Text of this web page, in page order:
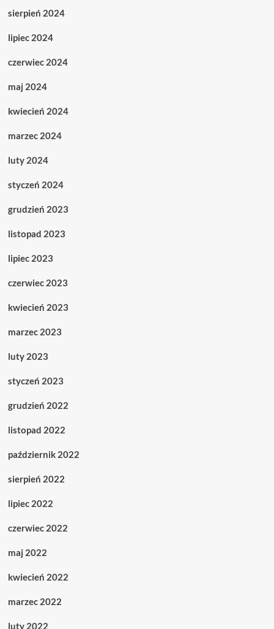
sierpień 2024
lipiec 2024
czerwiec 2024
maj 2024
kwiecień 2024
marzec 2024
luty 2024
styczeń 2024
grudzień 2023
listopad 2023
lipiec 2023
czerwiec 2023
kwiecień 2023
marzec 2023
luty 2023
styczeń 2023
grudzień 2022
listopad 2022
październik 2022
sierpień 2022
lipiec 2022
czerwiec 2022
maj 2022
kwiecień 2022
marzec 2022
luty 2022